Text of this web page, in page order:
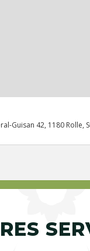
Guisan 42, 1180 Rolle,